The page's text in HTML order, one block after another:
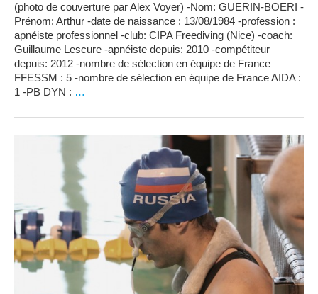
(photo de couverture par Alex Voyer) -Nom: GUERIN-BOERI -
Prénom: Arthur -date de naissance : 13/08/1984 -profession :
apnéiste professionnel -club: CIPA Freediving (Nice) -coach:
Guillaume Lescure -apnéiste depuis: 2010 -compétiteur
depuis: 2012 -nombre de sélection en équipe de France
FFESSM : 5 -nombre de sélection en équipe de France AIDA :
1 -PB DYN : …